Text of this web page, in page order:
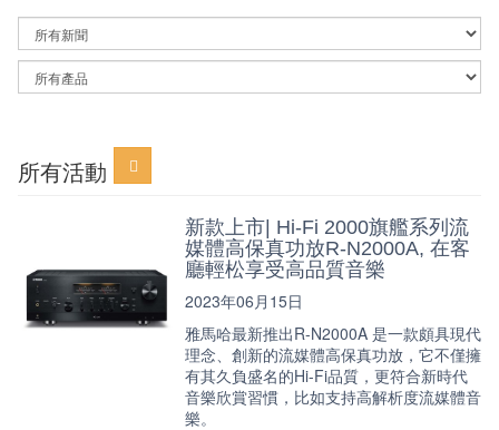
By
News
Category
By
Article
所有活動
新款上市| Hi-Fi 2000旗艦系列流
媒體高保真功放R-N2000A, 在客
廳輕松享受高品質音樂
2023年06月15日
雅馬哈最新推出R-N2000A 是一款頗具現代
理念、創新的流媒體高保真功放，它不僅擁
有其久負盛名的Hi-Fi品質，更符合新時代
音樂欣賞習慣，比如支持高解析度流媒體音
樂。